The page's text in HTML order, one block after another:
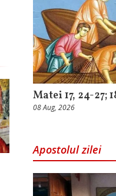
Matei 17, 24-27;
08 Aug, 2026
Apostolul zilei